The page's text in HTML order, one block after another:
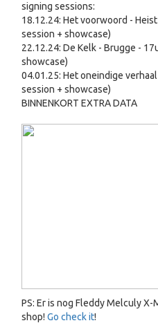
signing sessions:
18.12.24: Het voorwoord -
session + showcase)
22.12.24: De Kelk - Brugge -
showcase)
04.01.25: Het oneindige
session + showcase)
BINNENKORT EXTRA DATA
PS: Er is nog Fleddy Melculy
shop! Go check it!